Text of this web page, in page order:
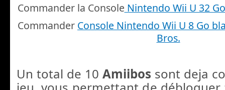
Commander la Console Nintendo Wii U 32
Commander Console Nintendo Wii U 8 Go
Bros.
Un total de 10 Amiibos sont deja